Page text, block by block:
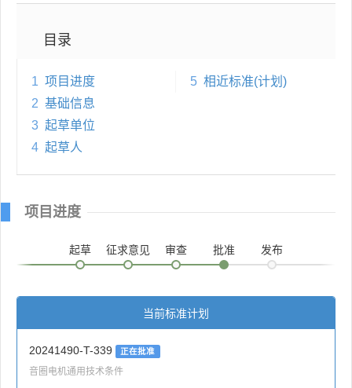
目录
1 项目进度
2 基础信息
3 起草单位
4 起草人
5 相近标准(计划)
项目进度
起草 征求意见 审查 批准 发布
当前标准计划
20241490-T-339 正在批准
音圈电机通用技术条件